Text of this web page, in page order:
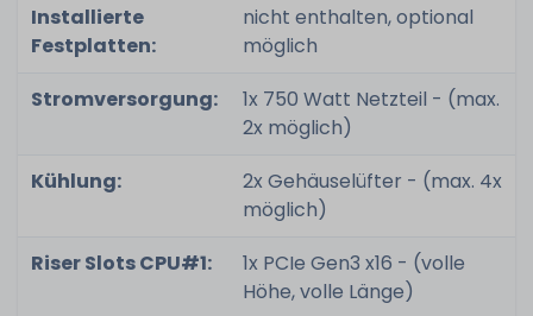
Installierte
Festplatten:
nicht enthalten, optional
möglich
Stromversorgung:
1x 750 Watt Netzteil - (max.
2x möglich)
Kühlung:
2x Gehäuselüfter - (max. 4x
möglich)
Riser Slots CPU#1:
1x PCIe Gen3 x16 - (volle
Höhe, volle Länge)